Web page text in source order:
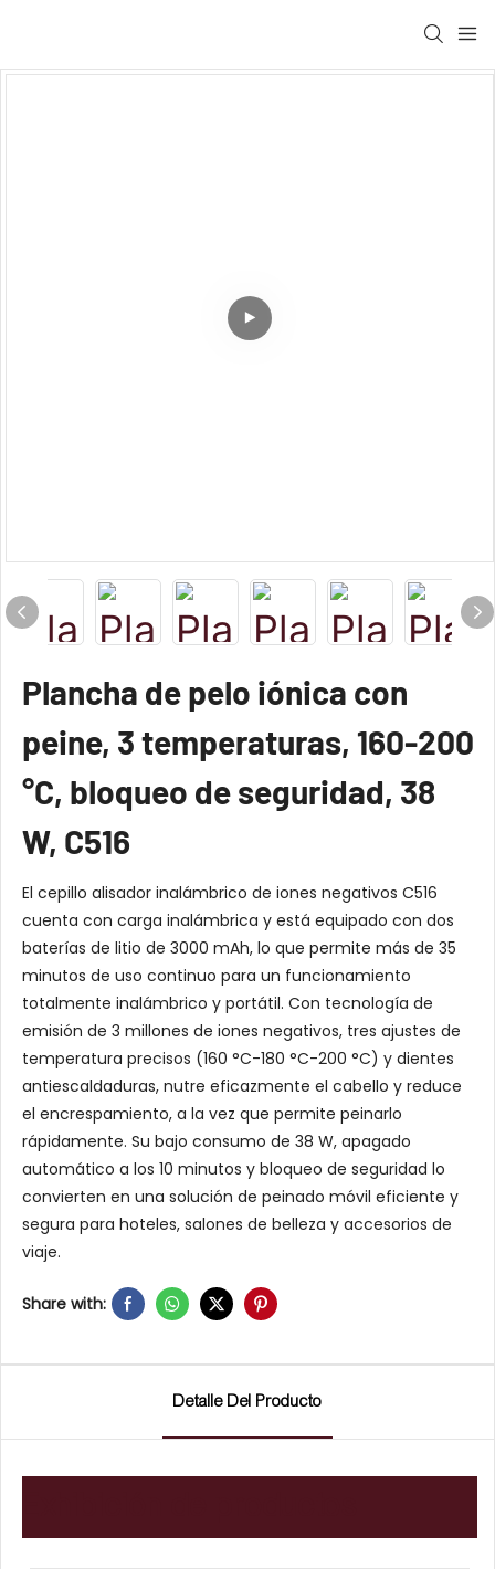
Plancha de pelo iónica con
peine, 3 temperaturas, 160-200
°C, bloqueo de seguridad, 38
W, C516
El cepillo alisador inalámbrico de iones negativos C516
cuenta con carga inalámbrica y está equipado con dos
baterías de litio de 3000 mAh, lo que permite más de 35
minutos de uso continuo para un funcionamiento
totalmente inalámbrico y portátil. Con tecnología de
emisión de 3 millones de iones negativos, tres ajustes de
temperatura precisos (160 °C-180 °C-200 °C) y dientes
antiescaldaduras, nutre eficazmente el cabello y reduce
el encrespamiento, a la vez que permite peinarlo
rápidamente. Su bajo consumo de 38 W, apagado
automático a los 10 minutos y bloqueo de seguridad lo
convierten en una solución de peinado móvil eficiente y
segura para hoteles, salones de belleza y accesorios de
viaje.
Share with:
Detalle Del Producto